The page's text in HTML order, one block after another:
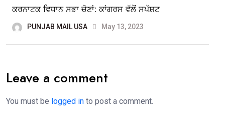
ਕਰਨਾਟਕ ਵਿਧਾਨ ਸਭਾ ਚੋਣਾਂ: ਕਾਂਗਰਸ ਵੱਲੋਂ ਸਪੱਸ਼ਟ
PUNJAB MAIL USA May 13, 2023
Leave a comment
You must be logged in to post a comment.